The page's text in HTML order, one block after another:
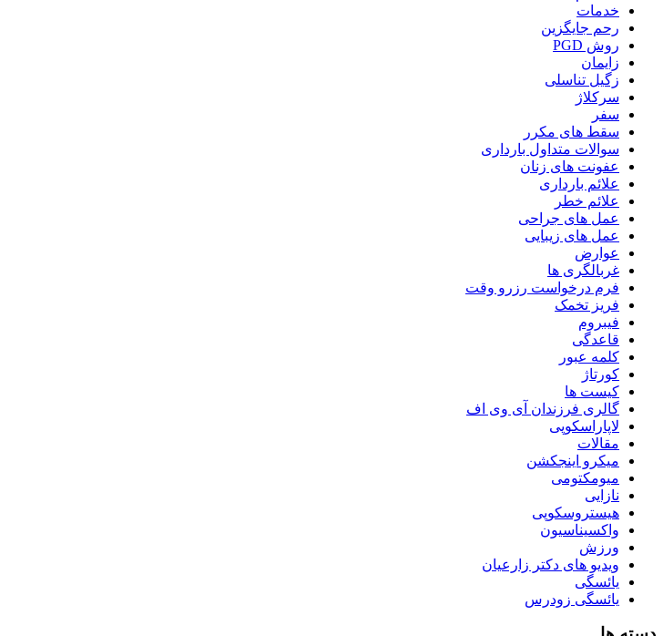
خدمات
رحم جایگزین
روش PGD
زایمان
زگیل تناسلی
سرکلاژ
سفر
سقط های مکرر
سوالات متداول بارداری
عفونت های زنان
علائم بارداری
علائم خطر
عمل های جراحی
عمل های زیبایی
عوارض
غربالگری ها
فرم درخواست رزرو وقت
فریز تخمک
فیبروم
قاعدگی
کلمه عبور
کورتاژ
کیست ها
گالری فرزندان آی وی اف
لاپاراسکوپی
مقالات
میکرو اینجکشن
میومکتومی
نازایی
هیستروسکوپی
واکسیناسیون
ورزش
ویدیو های دکتر زارعیان
یائسگی
یائسگی زودرس